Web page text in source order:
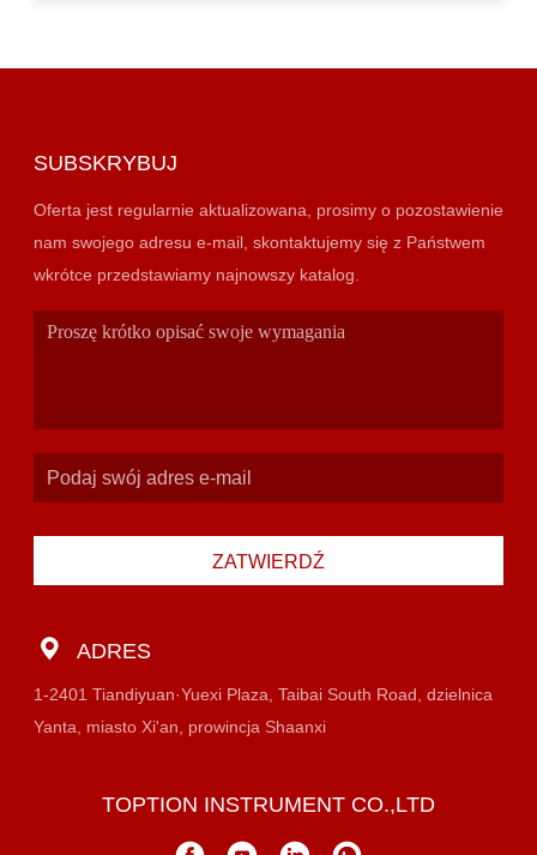
SUBSKRYBUJ
Oferta jest regularnie aktualizowana, prosimy o pozostawienie
nam swojego adresu e-mail, skontaktujemy się z Państwem
wkrótce przedstawiamy najnowszy katalog.
ZATWIERDŹ
ADRES
1-2401 Tiandiyuan·Yuexi Plaza, Taibai South Road, dzielnica
Yanta, miasto Xi'an, prowincja Shaanxi
TOPTION INSTRUMENT CO.,LTD